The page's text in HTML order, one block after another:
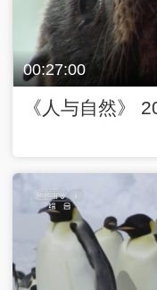
00:27:00
《人与自然》